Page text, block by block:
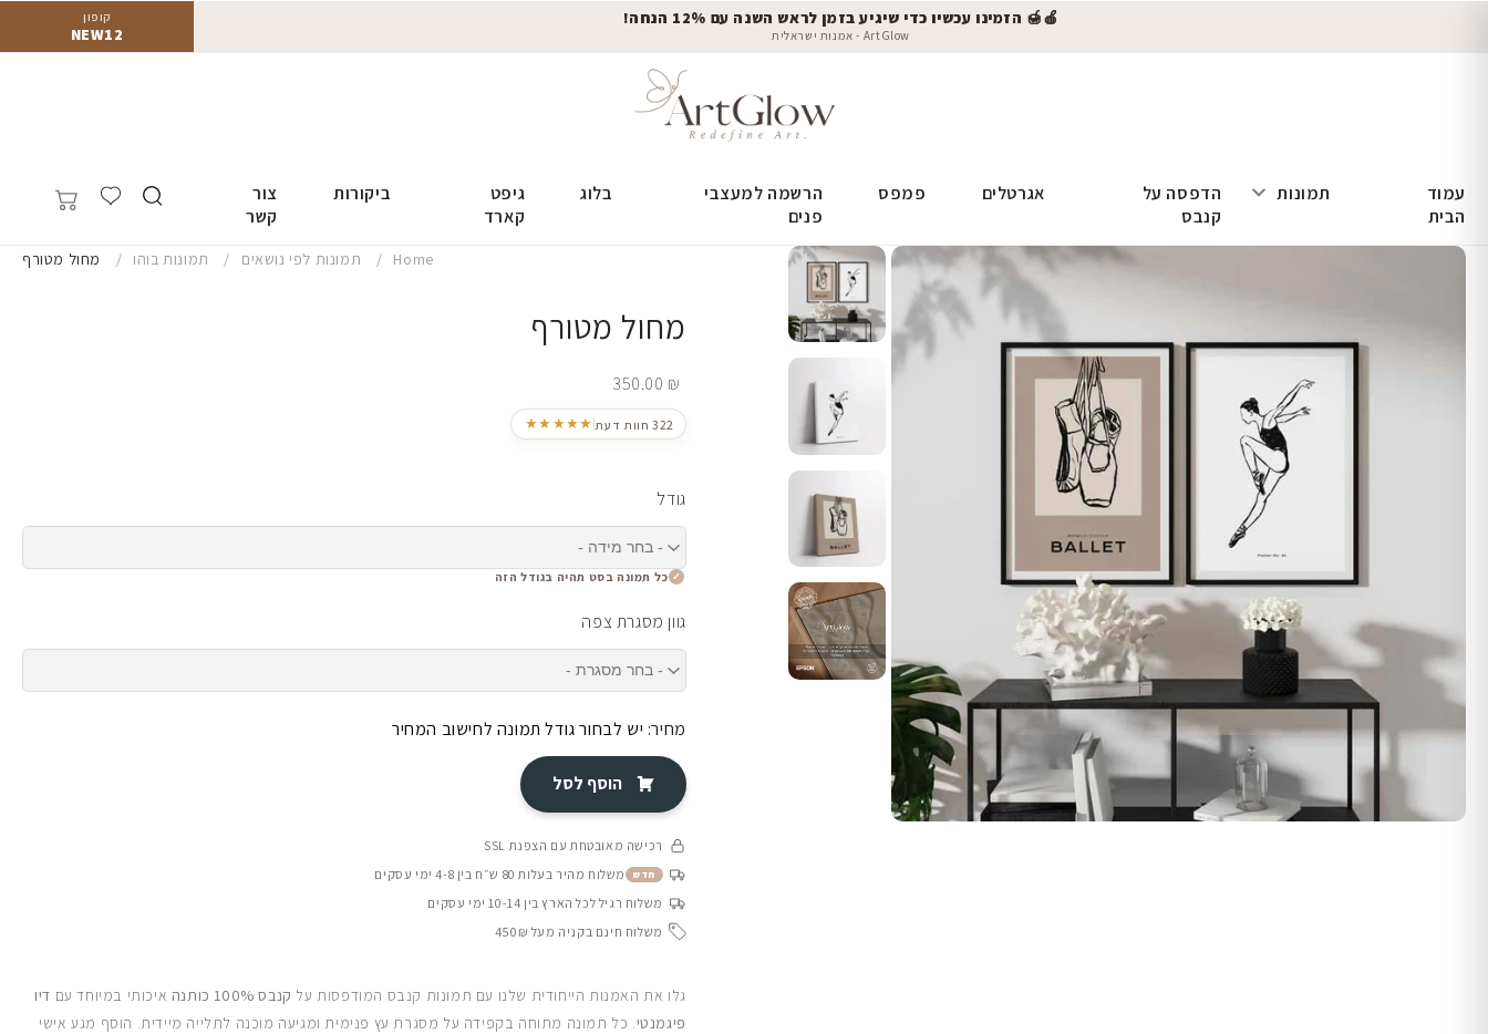
קופון
NEW12
🍎🍯 הזמינו עכשיו כדי שיגיע בזמן לראש השנה עם 12% הנחה!
ArtGlow - אמנות ישראלית
עמוד
הבית
תמונות
הדפסה על
קנבס
אגרטלים פמפס
הרשמה למעצבי
פנים
בלוג
גיפט
קארד
ביקורות
צור
קשר
Home תמונות לפי נושאים תמונות בוהו מחול מטורף
מחול מטורף
350.00 ₪
★★★★★ 322 חוות דעת
גודל
כל תמונה בסט תהיה בגודל הזה
גוון מסגרת צפה
מחיר: יש לבחור גודל תמונה לחישוב המחיר
הוסף לסל
רכישה מאובטחת עם הצפנת SSL
חדש משלוח מהיר בעלות 80 ש״ח בין 4-8 ימי עסקים
משלוח רגיל לכל הארץ בין 10-14 ימי עסקים
משלוח חינם בקניה מעל 450₪
גלו את האמנות הייחודית שלנו עם תמונות קנבס המודפסות על קנבס 100% כותנה איכותי במיוחד עם דיו
פיגמנטי. כל תמונה מתוחה בקפידה על מסגרת עץ פנימית ומגיעה מוכנה לתלייה מיידית. הוסף מגע אישי